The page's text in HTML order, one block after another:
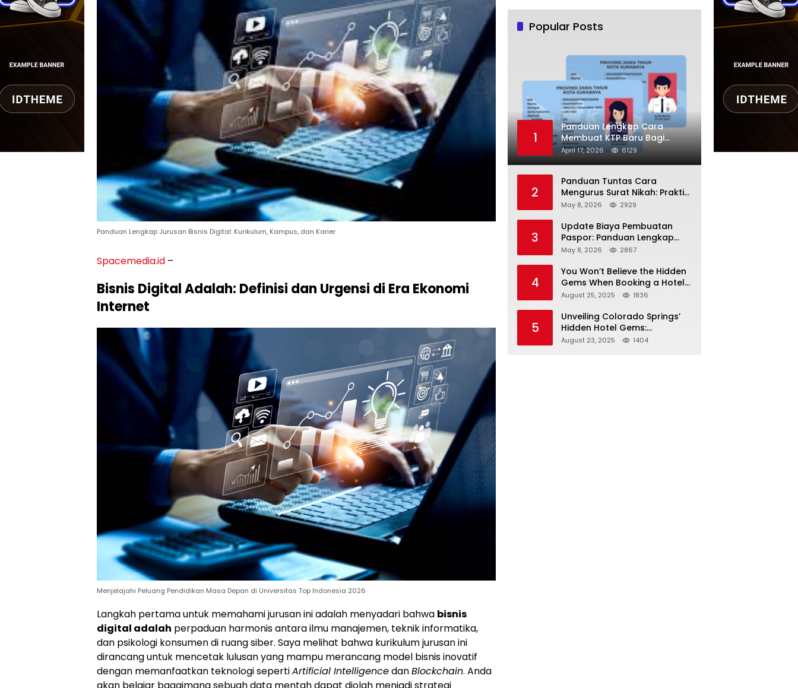
Panduan Lengkap Jurusan Bisnis Digital: Kurikulum, Kampus, dan Karier
Spacemedia.id –
Bisnis Digital Adalah: Definisi dan Urgensi di Era Ekonomi
Internet
Menjelajahi Peluang Pendidikan Masa Depan di Universitas Top Indonesia 2026
Langkah pertama untuk memahami jurusan ini adalah menyadari bahwa bisnis
digital adalah perpaduan harmonis antara ilmu manajemen, teknik informatika,
dan psikologi konsumen di ruang siber. Saya melihat bahwa kurikulum jurusan ini
dirancang untuk mencetak lulusan yang mampu merancang model bisnis inovatif
dengan memanfaatkan teknologi sepertiArtificial IntelligencedanBlockchain. Anda
akan belajar bagaimana sebuah data mentah dapat diolah menjadi strategi
Popular Posts
1
Panduan Lengkap Cara
Membuat KTP Baru Bagi
Pemula Tahun 2026
April 17, 2026 6129
2
Panduan Tuntas Cara
Mengurus Surat Nikah: Praktis
dan Sah di Mata Hukum!
May 8, 2026 2929
3
Update Biaya Pembuatan
Paspor: Panduan Lengkap
Tarif Resmi Negara!
May 8, 2026 2867
4
You Won’t Believe the Hidden
Gems When Booking a Hotel
in Louisville KY—From Cheap
August 25, 2025 1836
5
Unveiling Colorado Springs’
Hidden Hotel Gems:
Affordable Stays, Luxury
August 23, 2025 1404